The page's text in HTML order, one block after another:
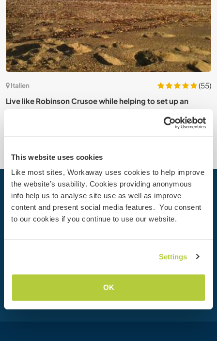
This website uses cookies
Like most sites, Workaway uses cookies to help improve
the website’s usability. Cookies providing anonymous
info help us to analyse site use as well as improve
content and present social media features. You consent
to our cookies if you continue to use our website.
Settings
OK
Italien
(55)
Live like Robinson Crusoe while helping to set up an
Dein nächstes Abenteuer beginnt
heute
Werde heute Mitglied der Workaway-Community und
Registrieren